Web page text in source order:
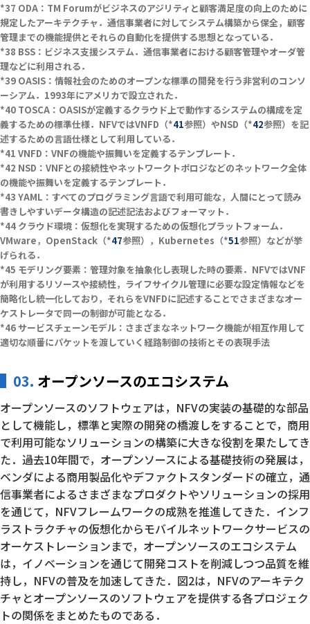
ODA：TM Forumがビジネスのアジリティと顧客満足度の向上のために
規定したアーキテクチャ．通信事業者に対してシステム構築から保全，顧客
管理までの機能提供とそれらの自動化を提供する思想となっている．
BSS：ビジネス支援システム．通信事業者における顧客管理やオーダ管
理などに利用される．
OASIS：情報社会のためのオープンな標準の開発を行う非営利のコンソ
ーシアム．1993年にアメリカで設立された．
TOSCA：OASISが定義するクラウド上で動作するシステムの構成を定
義するための標準仕様．NFVではVNFD（*41参照）やNSD（*42参照）を記
述するための言語仕様として利用している．
VNFD：VNFの機能や振舞いを定義するテンプレート．
NSD：VNFとの接続性やネットワークトポロジなどのネットワーク全体
の機能や振舞いを定義するテンプレート．
YAML：すべてのプログラミング言語で利用可能な，人間にとって読み
書きしやすいデータ構造の記述記法およびフォーマット．
クラウド環境：仮想化を実現するための仮想化プラットフォーム．
VMware，OpenStack（*47参照），Kubernetes（*51参照）などが挙
げられる．
モデリング要素：管理対象を抽象化し表現した時の要素．NFVではVNF
が利用するリソースや接続性，ライフサイクル管理に必要な設定情報などを
簡略化し統一化しており，それらをVNFDに記述することでさまざまなオー
ケストレータで同一の制御が可能となる．
サービスチェーンモデル：さまざまなネットワーク機能が相互作用して
適切な順番にパケットを渡していく経路制御の技術とその表現手法
03. オープンソースのエコシステム
オープンソースのソフトウェアは，NFVの実装の基礎的な部品
として機能し，標準と実際の開発の橋渡しをすることで，商用
で利用可能なソリューションの構築に大きな役割を果たしてき
た．過去10年間で，オープンソースによる基礎技術の発展は，
ベンダによる商用製品化やデファクトスタンダードの確立，通
信事業者によるさまざまなプロダクトやソリューションの採用
を通じて，NFVフレームワークの成熟を推進してきた．インフ
ラストラクチャの仮想化からモバイルネットワークサービスの
オーケストレーションまで，オープンソースのエコシステム
は，イノベーションを通じて開発コストを削減しつつ品質を維
持し，NFVの普及を加速してきた．図2は，NFVのアーキテク
チャとオープンソースのソフトウェアを提供する各プロジェク
トの関係をまとめたものである．